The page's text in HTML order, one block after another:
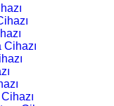
Cihazı